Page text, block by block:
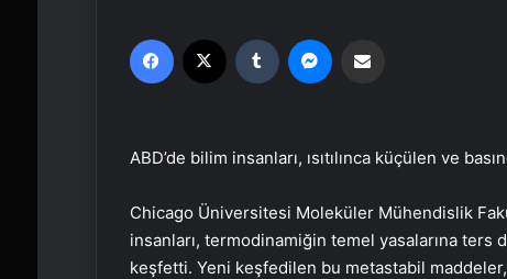
Facebook Tumblr
ABD’de bilim insanları, ısıtılınca küçülen ve
Chicago Üniversitesi Moleküler Mühendislik
insanları, termodinamiğin temel yasalarına ters
keşfetti. Yeni keşfedilen bu metastabil maddeler,